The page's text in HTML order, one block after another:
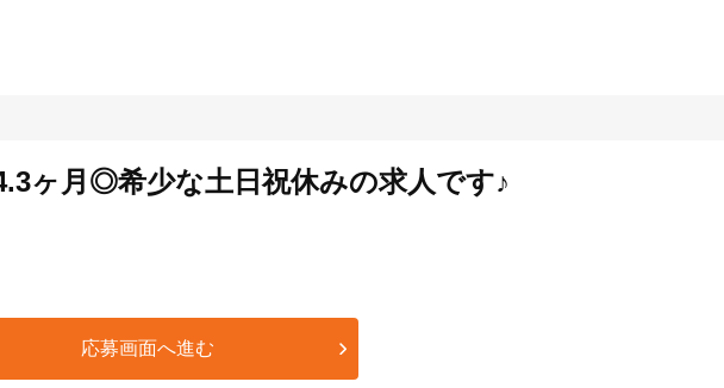
ヶ月◎希少な土日祝休みの求人です♪
応募画面へ進む